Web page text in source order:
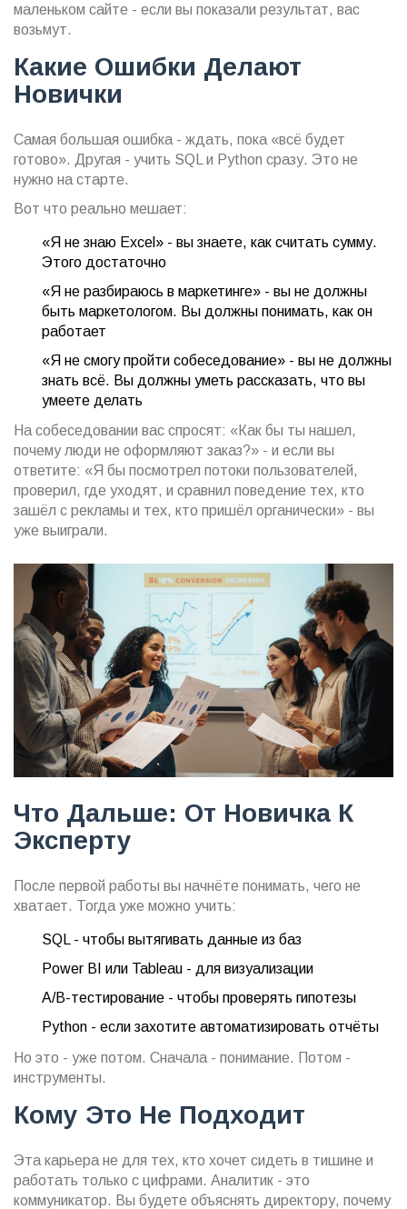
маленьком сайте - если вы показали результат, вас
возьмут.
Какие Ошибки Делают
Новички
Самая большая ошибка - ждать, пока «всё будет
готово». Другая - учить SQL и Python сразу. Это не
нужно на старте.
Вот что реально мешает:
«Я не знаю Excel» - вы знаете, как считать сумму.
Этого достаточно
«Я не разбираюсь в маркетинге» - вы не должны
быть маркетологом. Вы должны понимать, как он
работает
«Я не смогу пройти собеседование» - вы не должны
знать всё. Вы должны уметь рассказать, что вы
умеете делать
На собеседовании вас спросят: «Как бы ты нашел,
почему люди не оформляют заказ?» - и если вы
ответите: «Я бы посмотрел потоки пользователей,
проверил, где уходят, и сравнил поведение тех, кто
зашёл с рекламы и тех, кто пришёл органически» - вы
уже выиграли.
Что Дальше: От Новичка К
Эксперту
После первой работы вы начнёте понимать, чего не
хватает. Тогда уже можно учить:
SQL - чтобы вытягивать данные из баз
Power BI или Tableau - для визуализации
A/B-тестирование - чтобы проверять гипотезы
Python - если захотите автоматизировать отчёты
Но это - уже потом. Сначала - понимание. Потом -
инструменты.
Кому Это Не Подходит
Эта карьера не для тех, кто хочет сидеть в тишине и
работать только с цифрами. Аналитик - это
коммуникатор. Вы будете объяснять директору, почему